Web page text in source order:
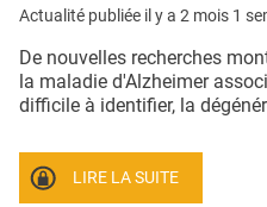
Actualité publiée il y a 2 mois 1
De nouvelles recherches
la maladie d'Alzheimer
difficile à identifier, la
LIRE LA SUITE